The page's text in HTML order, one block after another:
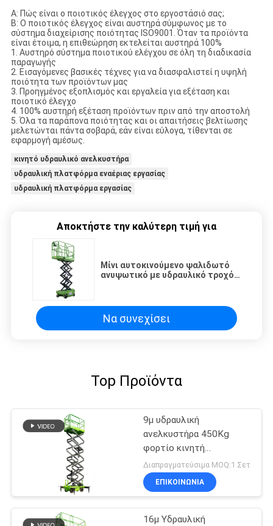
Α: Πώς είναι ο ποιοτικός έλεγχος στο εργοστάσιό σας;
Β: Ο ποιοτικός έλεγχος είναι αυστηρά σύμφωνος με το
σύστημα διαχείρισης ποιότητας ISO9001. Όταν τα προϊόντα
είναι έτοιμα, η επιθεώρηση εκτελείται αυστηρά 100%
1. Αυστηρό σύστημα ποιοτικού ελέγχου σε όλη τη διαδικασία
παραγωγής
2. Εισαγόμενες βασικές τέχνες για να διασφαλιστεί η υψηλή
ποιότητα των προϊόντων μας
3. Προηγμένος εξοπλισμός και εργαλεία για εξέταση και
ποιοτικό έλεγχο
4. 100% αυστηρή εξέταση προϊόντων πριν από την αποστολή
5. Όλα τα παράπονα ποιότητας και οι απαιτήσεις βελτίωσης
μελετώνται πάντα σοβαρά, εάν είναι εύλογα, τίθενται σε
εφαρμογή αμέσως.
κινητό υδραυλικό ανελκυστήρα
υδραυλική πλατφόρμα εναέριας εργασίας
υδραυλική πλατφόρμα εργασίας
Αποκτήστε την καλύτερη τιμή για
Μίνι αυτοκινούμενο ψαλιδωτό
ανυψωτικό με υδραυλικό τροχό
Να συνεχίσει
Top Προϊόντα
9μ υδραυλική
ανελκυστήρα 450Kg
φορτίο κινητή
ανελκυστήρα ψαλίδι
Διαπραγματεύσιμα MOQ:1 Σετ
ΕΠΙΚΟΙΝΩΝΙΑ
16μ Υδραυλική